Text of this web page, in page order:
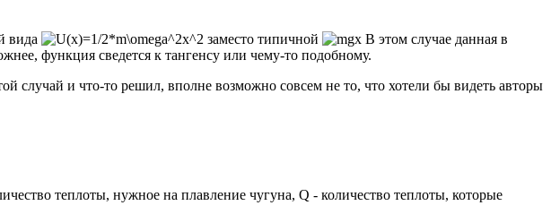
вида
заместо типичной
В этом случае данная в
функция сведется к тангенсу или чему-то подобному.
случай и что-то решил, вполне возможно совсем не то, что хотели бы видеть авторы
теплоты, нужное на плавление чугуна, Q - количество теплоты, которые